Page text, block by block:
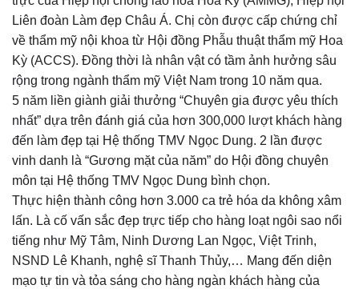
Liên đoàn Làm đẹp Châu Á. Chị còn được cấp chứng chỉ
về thẩm mỹ nội khoa từ Hội đồng Phẫu thuật thẩm mỹ Hoa
Kỳ (ACCS). Đồng thời là nhân vật có tầm ảnh hưởng sâu
rộng trong ngành thẩm mỹ Việt Nam trong 10 năm qua.
5 năm liền giành giải thưởng “Chuyên gia được yêu thích
nhất” dựa trên đánh giá của hơn 300,000 lượt khách hàng
đến làm đẹp tại Hệ thống TMV Ngọc Dung. 2 lần được
vinh danh là “Gương mặt của năm” do Hội đồng chuyên
môn tại Hệ thống TMV Ngọc Dung bình chọn.
Thực hiện thành công hơn 3.000 ca trẻ hóa da không xâm
lấn. Là cố vấn sắc đẹp trực tiếp cho hàng loạt ngôi sao nổi
tiếng như Mỹ Tâm, Ninh Dương Lan Ngọc, Việt Trinh,
NSND Lê Khanh, nghệ sĩ Thanh Thủy,… Mang đến diện
mạo tự tin và tỏa sáng cho hàng ngàn khách hàng của